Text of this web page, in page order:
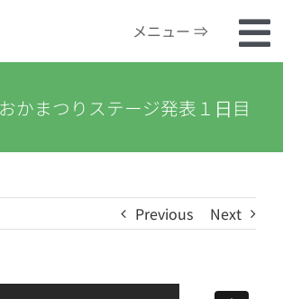
メニュー ⇒
かまつりステージ発表１日目
Previous Next